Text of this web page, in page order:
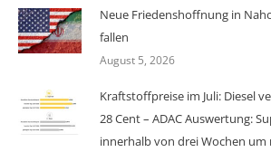
Neue Friedenshoffnung in
fallen
August 5, 2026
Kraftstoffpreise im Juli: Diesel
28 Cent – ADAC Auswertung:
innerhalb von drei Wochen um